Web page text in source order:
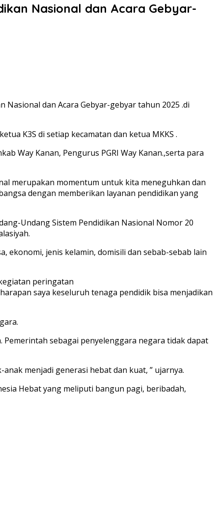
Nasional dan Acara Gebyar-
Nasional dan Acara Gebyar-gebyar tahun 2025 .di
K3S di setiap kecamatan dan ketua MKKS .
Way Kanan, Pengurus PGRI Way Kanan.,serta para
merupakan momentum untuk kita meneguhkan dan
dengan memberikan layanan pendidikan yang
Undang Sistem Pendidikan Nasional Nomor 20
ekonomi, jenis kelamin, domisili dan sebab-sebab lain
peringatan
saya keseluruh tenaga pendidik bisa menjadikan
sebagai penyelenggara negara tidak dapat
menjadi generasi hebat dan kuat, ” ujarnya.
Hebat yang meliputi bangun pagi, beribadah,